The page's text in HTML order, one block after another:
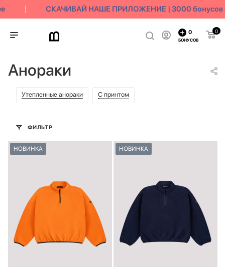
СКАЧИВАЙ НАШЕ ПРИЛОЖЕНИЕ | 3000 бонусов в
0
0
БОНУСОВ
Анораки
Утепленные анораки С принтом
ФИЛЬТР
НОВИНКА НОВИНКА